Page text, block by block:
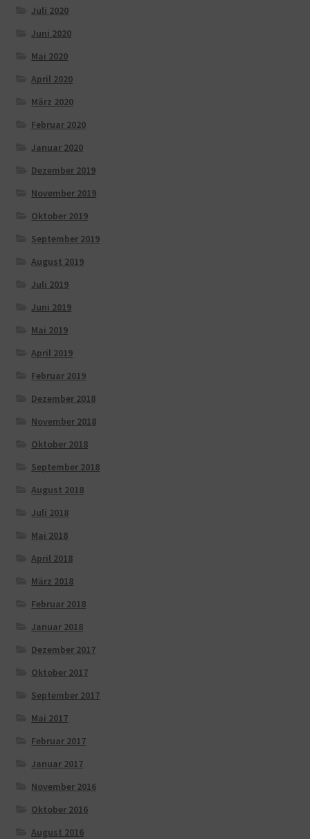
Juli 2020
Juni 2020
Mai 2020
April 2020
März 2020
Februar 2020
Januar 2020
Dezember 2019
November 2019
Oktober 2019
September 2019
August 2019
Juli 2019
Juni 2019
Mai 2019
April 2019
Februar 2019
Dezember 2018
November 2018
Oktober 2018
September 2018
August 2018
Juli 2018
Mai 2018
April 2018
März 2018
Februar 2018
Januar 2018
Dezember 2017
Oktober 2017
September 2017
Mai 2017
Februar 2017
Januar 2017
November 2016
Oktober 2016
August 2016